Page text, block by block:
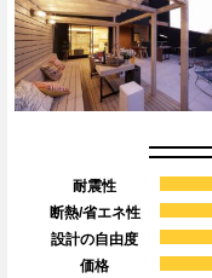
耐震性
断熱/省エネ性
設計の自由度
価格